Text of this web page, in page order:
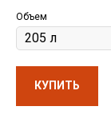
Объем
КУПИТЬ